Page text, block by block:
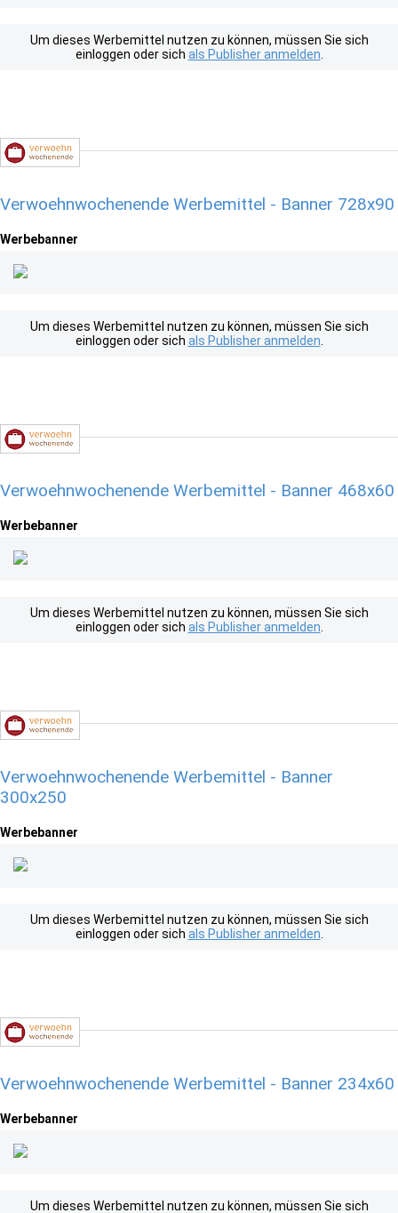
Um dieses Werbemittel nutzen zu können, müssen Sie sich
einloggen oder sich als Publisher anmelden
Verwoehnwochenende Werbemittel - Banner 728x90
Werbebanner
Um dieses Werbemittel nutzen zu können, müssen Sie sich
einloggen oder sich als Publisher anmelden
Verwoehnwochenende Werbemittel - Banner 468x60
Werbebanner
Um dieses Werbemittel nutzen zu können, müssen Sie sich
einloggen oder sich als Publisher anmelden
Verwoehnwochenende Werbemittel - Banner
300x250
Werbebanner
Um dieses Werbemittel nutzen zu können, müssen Sie sich
einloggen oder sich als Publisher anmelden
Verwoehnwochenende Werbemittel - Banner 234x60
Werbebanner
Um dieses Werbemittel nutzen zu können, müssen Sie sich